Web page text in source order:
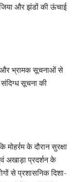
और झंडों की ऊंचाई
और भ्रामक सूचनाओं से
सूचना की
मोहर्रम के दौरान सुरक्षा
अखाड़ा प्रदर्शन के
से प्रशासनिक दिशा-